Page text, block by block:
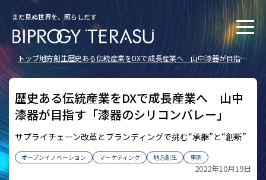
まだ見ぬ世界を、照らしだす
トップ地方創生歴史ある伝統産業をDXで成長産業へ 山中漆器が目指す
歴史ある伝統産業をDXで成長産業へ 山中
漆器が目指す「漆器のシリコンバレー」
サプライチェーン改革とブランディングで挑む“承継”と“創新”
オープンイノベーション マーケティング 地方創生 事例
2022年10月19日